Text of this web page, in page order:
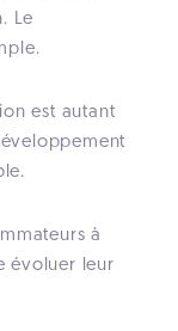
Le
est autant
à
évoluer leur